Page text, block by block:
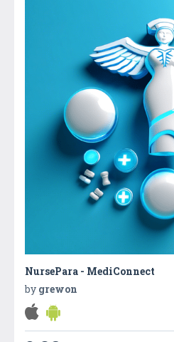
NursePara - MediConnect
by grewon